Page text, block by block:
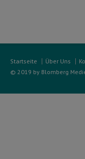
Startseite Über Uns
© 2019 by Blomberg